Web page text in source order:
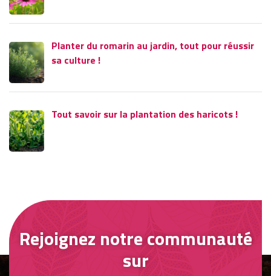
Planter du romarin au jardin, tout pour réussir
sa culture !
Tout savoir sur la plantation des haricots !
Rejoignez notre communauté
sur